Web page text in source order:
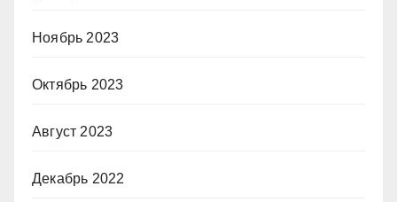
Ноябрь 2023
Октябрь 2023
Август 2023
Декабрь 2022